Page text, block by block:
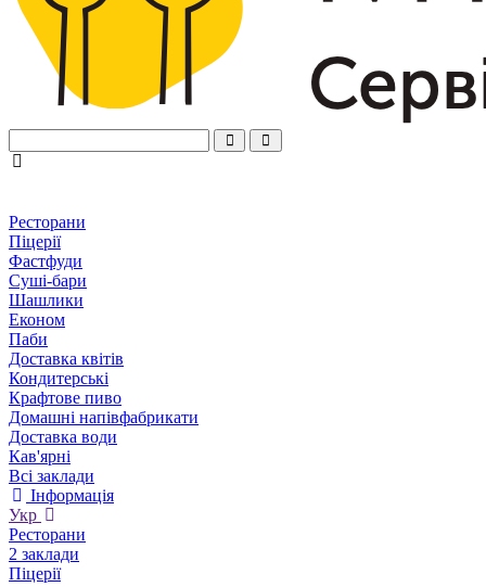
Ресторани
Піцерії
Фастфуди
Суші-бари
Шашлики
Економ
Паби
Доставка квітів
Кондитерські
Крафтове пиво
Домашні напівфабрикати
Доставка води
Кав'ярні
Всі заклади
Інформація
Укр
Ресторани
2 заклади
Піцерії